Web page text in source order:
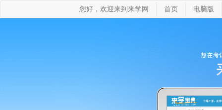
您好，欢迎来到来学网 首页 电脑版